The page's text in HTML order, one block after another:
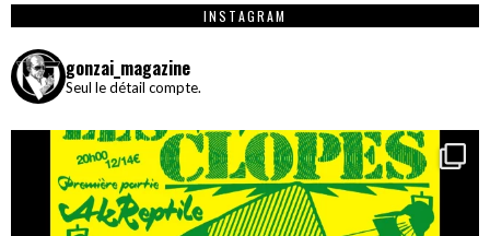
INSTAGRAM
gonzai_magazine
Seul le détail compte.